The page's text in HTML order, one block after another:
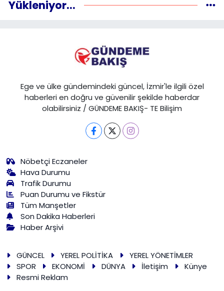
Yükleniyor...
Ege ve ülke gündemindeki güncel, İzmir'le ilgili özel
haberleri en doğru ve güvenilir şekilde haberdar
olabilirsiniz / GÜNDEME BAKIŞ- TE Bilişim
Nöbetçi Eczaneler
Hava Durumu
Trafik Durumu
Puan Durumu ve Fikstür
Tüm Manşetler
Son Dakika Haberleri
Haber Arşivi
GÜNCEL YEREL POLİTİKA
YEREL YÖNETİMLER
SPOR
EKONOMİ DÜNYA İletişim
Künye
Resmi Reklam